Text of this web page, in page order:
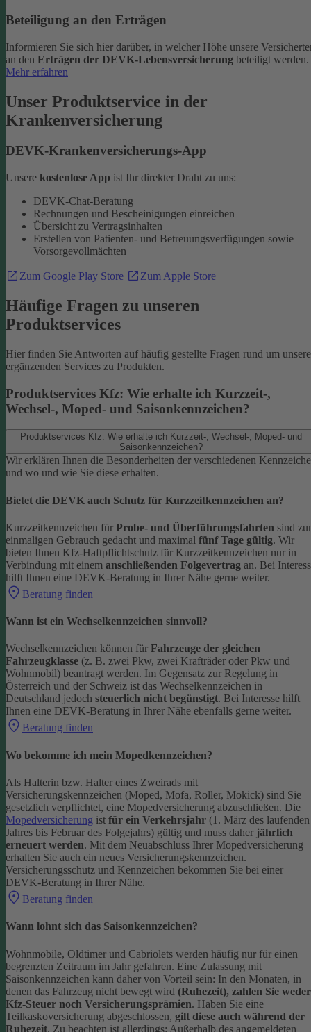
Beteiligung an den Erträgen
Informieren Sie sich hier darüber, in welcher Höhe unsere
an den Erträgen der DEVK-Lebensversicherung beteiligt werden.
Mehr erfahren
Unser Produktservice in der
Krankenversicherung
DEVK-Krankenversicherungs-App
Unsere kostenlose App ist Ihr direkter Draht zu uns:
DEVK-Chat-Beratung
Rechnungen und Bescheinigungen einreichen
Übersicht zu Vertragsinhalten
Erstellen von Patienten- und Betreuungsverfügungen sowie
Vorsorgevollmächten
Zum Google Play Store Zum Apple Store
Häufige Fragen zu unseren
Produktservices
Hier finden Sie Antworten auf häufig gestellte Fragen rund um unsere
ergänzenden Services zu Produkten.
Produktservices Kfz: Wie erhalte ich Kurzzeit-,
Wechsel-, Moped- und Saisonkennzeichen?
Produktservices Kfz: Wie erhalte ich Kurzzeit-, Wechsel-, Moped- und
Saisonkennzeichen?
Wir erklären Ihnen die Besonderheiten der verschiedenen
und wo und wie Sie diese erhalten.
Bietet die DEVK auch Schutz für Kurzzeitkennzeichen an?
Kurzzeitkennzeichen für Probe- und Überführungsfahrten sind
einmaligen Gebrauch gedacht und maximal fünf Tage gültig. Wir
bieten Ihnen Kfz-Haftpflichtschutz für Kurzzeitkennzeichen nur in
Verbindung mit einem anschließenden Folgevertrag an. Bei
hilft Ihnen eine DEVK-Beratung in Ihrer Nähe gerne weiter.
Beratung finden
Wann ist ein Wechselkennzeichen sinnvoll?
Wechselkennzeichen können für Fahrzeuge der gleichen
Fahrzeugklasse (z. B. zwei Pkw, zwei Krafträder oder Pkw und
Wohnmobil) beantragt werden. Im Gegensatz zur Regelung in
Österreich und der Schweiz ist das Wechselkennzeichen in
Deutschland jedoch steuerlich nicht begünstigt. Bei Interesse hilft
Ihnen eine DEVK-Beratung in Ihrer Nähe ebenfalls gerne weiter.
Beratung finden
Wo bekomme ich mein Mopedkennzeichen?
Als Halterin bzw. Halter eines Zweirads mit
Versicherungskennzeichen (Moped, Mofa, Roller, Mokick) sind Sie
gesetzlich verpflichtet, eine Mopedversicherung abzuschließen. Die
Mopedversicherung ist für ein Verkehrsjahr (1. März des laufenden
Jahres bis Februar des Folgejahrs) gültig und muss daher jährlich
erneuert werden. Mit dem Neuabschluss Ihrer Mopedversicherung
erhalten Sie auch ein neues Versicherungskennzeichen.
Versicherungsschutz und Kennzeichen bekommen Sie bei einer
DEVK-Beratung in Ihrer Nähe.
Beratung finden
Wann lohnt sich das Saisonkennzeichen?
Wohnmobile, Oldtimer und Cabriolets werden häufig nur für einen
begrenzten Zeitraum im Jahr gefahren. Eine Zulassung mit
Saisonkennzeichen kann daher von Vorteil sein: In den Monaten, in
denen das Fahrzeug nicht bewegt wird (Ruhezeit), zahlen Sie weder
Kfz-Steuer noch Versicherungsprämien. Haben Sie eine
Teilkaskoversicherung abgeschlossen, gilt diese auch während der
Ruhezeit. Zu beachten ist allerdings: Außerhalb des angemeldeten